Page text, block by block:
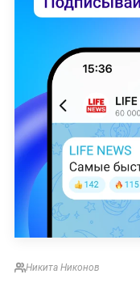
Никита Никонов